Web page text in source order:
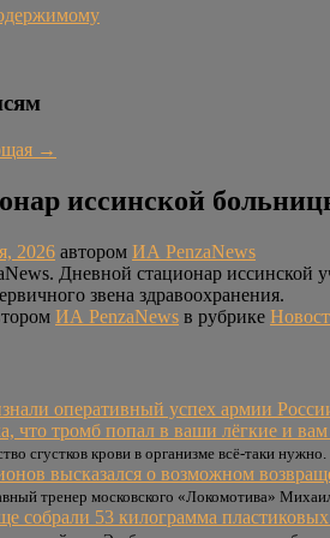
→
иссинской
2026 автором ИА PenzaNews
Дневной стационар иссинской
звена здравоохранения.
ИА PenzaNews в рубрике
сгустков крови в организме всё-таки нужно.
тренер московского «Локомотива»